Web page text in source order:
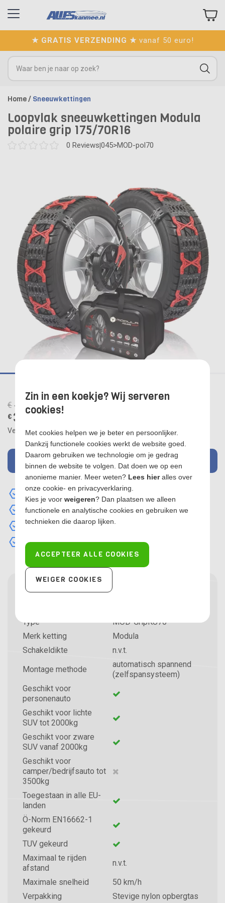
★ GRATIS VERZENDING ★vanaf 50 euro!
Home/ Sneeuwkettingen
Loopvlak sneeuwkettingen Modula
polaire grip 175/70R16
0 Reviews 045>MOD-pol70
€ 409,00
€ 388,00
Verzendkosten: € 0,00
MAIL MIJ WANNEER OP VOORRAAD
Kunststof loopvlaksneeuwketting
Automatisch spannend (niet naspannen)
Praktische stevige opbergtas
TÜV en Ö-norm gekeurd
Specificaties sneeuwkettingen
Type
MOD-GripKU70
Merk ketting
Modula
Schakeldikte
n.v.t.
Montage methode
automatisch spannend
(zelfspansysteem)
Geschikt voor
personenauto
Geschikt voor lichte
SUV tot 2000kg
Geschikt voor zware
SUV vanaf 2000kg
Geschikt voor
camper/bedrijfsauto tot
3500kg
Toegestaan in alle EU-
landen
Ö-Norm EN16662-1
gekeurd
TUV gekeurd
Maximaal te rijden
afstand
n.v.t.
Maximale snelheid
50 km/h
Verpakking
Stevige nylon opbergtas
Zin in een koekje? Wij serveren
cookies!
Met cookies helpen we je beter en persoonlijker.
Dankzij functionele cookies werkt de website goed.
Daarom gebruiken we technologie om je gedrag
binnen de website te volgen. Dat doen we op een
anonieme manier. Meer weten? Lees hier alles over
onze cookie- en privacyverklaring.
Kies je voor weigeren? Dan plaatsen we alleen
functionele en analytische cookies en gebruiken we
technieken die daarop lijken.
ACCEPTEER ALLE COOKIES
WEIGER COOKIES